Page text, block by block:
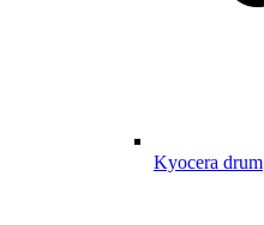
Kyocera drum